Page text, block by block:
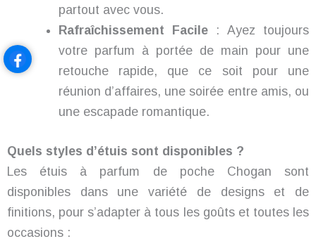
partout avec vous.
Rafraîchissement Facile : Ayez toujours
votre parfum à portée de main pour une
retouche rapide, que ce soit pour une
réunion d’affaires, une soirée entre amis, ou
une escapade romantique.
Quels styles d’étuis sont disponibles ?
Les étuis à parfum de poche Chogan sont
disponibles dans une variété de designs et de
finitions, pour s’adapter à tous les goûts et toutes les
occasions :